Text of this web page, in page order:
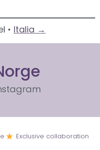
• Italia →
Exclusive collaboration